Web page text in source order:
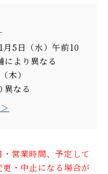
5日（水）午前10
より異なる
木）
異なる
営業時間、予定して
・中止になる場合が